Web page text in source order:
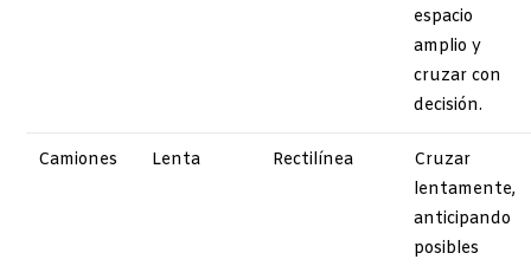
espacio
amplio y
cruzar con
decisión.
Camiones Lenta Rectilínea
Cruzar
lentamente,
anticipando
posibles